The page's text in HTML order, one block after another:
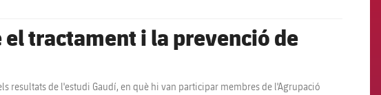
tractament i la prevenció de
resultats de l'estudi Gaudí, en què hi van participar membres de l'Agrupació